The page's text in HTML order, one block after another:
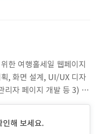
한 여행홀세일 웹페이지
, 화면 설계, UI/UX 디자
자 페이지 개발 등 3) 주
형, 정기/비정기 여행상품
상품을 다양하게 제
인해 보세요.